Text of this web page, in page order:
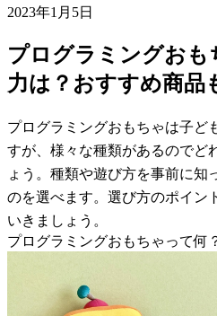
2023年1月5日
プログラミングお
力は？おすすめ商品
プログラミングおもちゃは子ど
すが、様々な種類があるのでど
ょう。種類や遊び方を事前に知
のを選べます。選び方のポイン
いきましょう。
プログラミングおもちゃって何